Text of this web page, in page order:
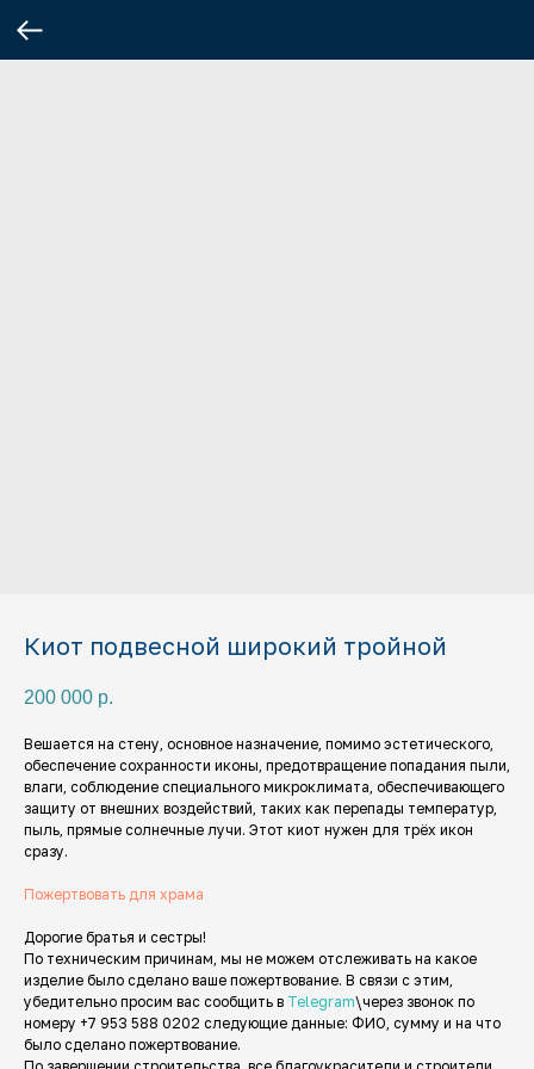
Киот подвесной широкий тройной
200 000 р.
Вешается на стену, основное назначение, помимо эстетического,
обеспечение сохранности иконы, предотвращение попадания пыли,
влаги, соблюдение специального микроклимата, обеспечивающего
защиту от внешних воздействий, таких как перепады температур,
пыль, прямые солнечные лучи. Этот киот нужен для трёх икон
сразу.
Пожертвовать для храма
Дорогие братья и сестры!
По техническим причинам, мы не можем отслеживать на какое
изделие было сделано ваше пожертвование. В связи с этим,
убедительно просим вас сообщить в Telegram\через звонок по
номеру +7 953 588 0202 следующие данные: ФИО, сумму и на что
было сделано пожертвование.